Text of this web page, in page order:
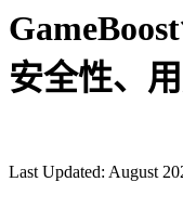
安全性、
Last Updated: August